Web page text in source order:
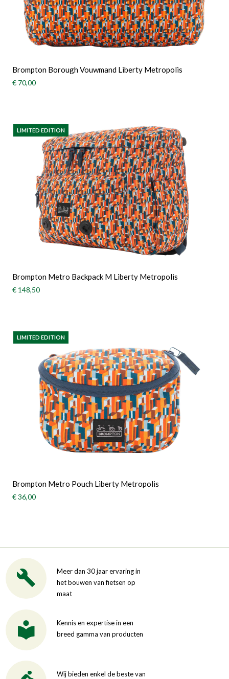
Brompton Borough Vouwmand Liberty Metropolis
€ 70,00
LIMITED EDITION
Brompton Metro Backpack M Liberty Metropolis
€ 148,50
LIMITED EDITION
Brompton Metro Pouch Liberty Metropolis
€ 36,00
Meer dan 30 jaar ervaring in
het bouwen van fietsen op
maat
Kennis en expertise in een
breed gamma van producten
Wij bieden enkel de beste van